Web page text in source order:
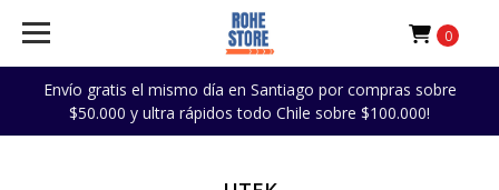
Envío gratis el mismo día en Santiago por compras sobre
$50.000 y ultra rápidos todo Chile sobre $100.000!
0